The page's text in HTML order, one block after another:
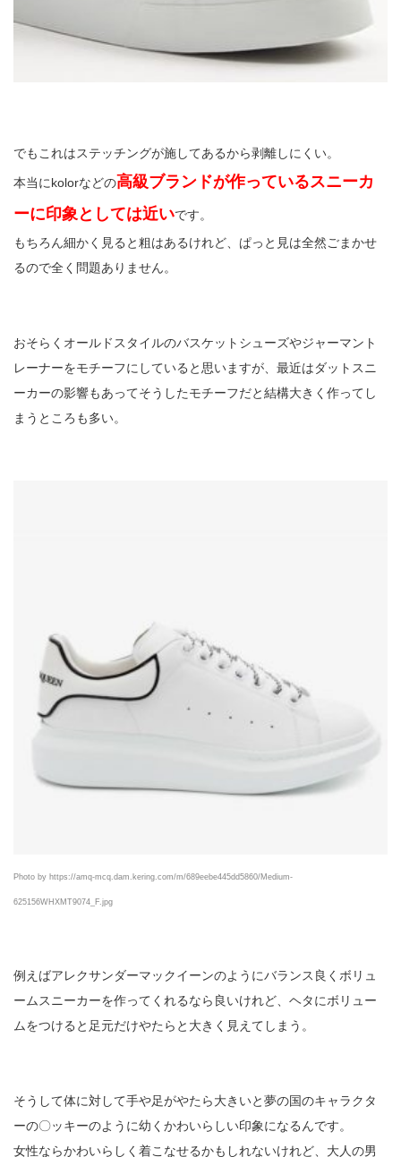
でもこれはステッチングが施してあるから剥離しにくい。
本当にkolorなどの高級ブランドが作っているスニーカ
ーに印象としては近いです。
もちろん細かく見ると粗はあるけれど、ぱっと見は全然ごまかせ
るので全く問題ありません。
おそらくオールドスタイルのバスケットシューズやジャーマント
レーナーをモチーフにしていると思いますが、最近はダットスニ
ーカーの影響もあってそうしたモチーフだと結構大きく作ってし
まうところも多い。
Photo by https://amq-mcq.dam.kering.com/m/689eebe445dd5860/Medium-
625156WHXMT9074_F.jpg
例えばアレクサンダーマックイーンのようにバランス良くボリュ
ームスニーカーを作ってくれるなら良いけれど、ヘタにボリュー
ムをつけると足元だけやたらと大きく見えてしまう。
そうして体に対して手や足がやたら大きいと夢の国のキャラクタ
ーの〇ッキーのように幼くかわいらしい印象になるんです。
女性ならかわいらしく着こなせるかもしれないけれど、大人の男